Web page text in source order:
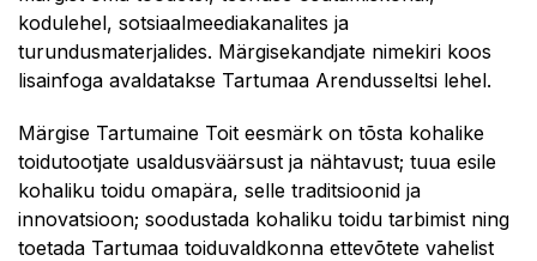
kodulehel, sotsiaalmeediakanalites ja
turundusmaterjalides. Märgisekandjate nimekiri koos
lisainfoga avaldatakse Tartumaa Arendusseltsi lehel.
Märgise Tartumaine Toit eesmärk on tõsta kohalike
toidutootjate usaldusväärsust ja nähtavust; tuua esile
kohaliku toidu omapära, selle traditsioonid ja
innovatsioon; soodustada kohaliku toidu tarbimist ning
toetada Tartumaa toiduvaldkonna ettevõtete vahelist